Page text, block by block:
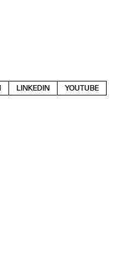
LINKEDIN YOUTUBE